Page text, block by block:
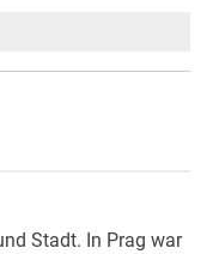
Stadt. In Prag war